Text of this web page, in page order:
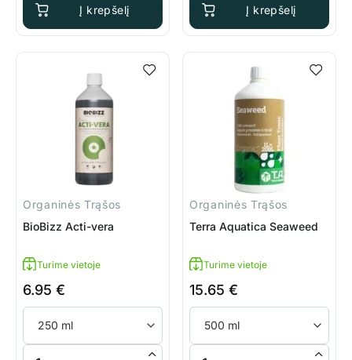
Į krepšelį Į krepšelį
Organinės Trąšos
BioBizz Acti-vera
Turime vietoje
6.95 €
produkto kiekis: BioBizz Acti-vera
Organinės Trąšos
Terra Aquatica Seaweed
Turime vietoje
15.65 €
produkto kiekis: Terra